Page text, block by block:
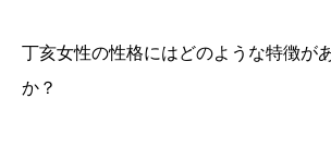
丁亥女性の性格にはどのような特徴が
か？